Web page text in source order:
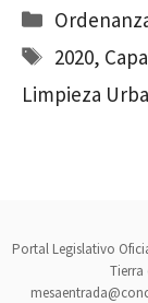
Categorías
Etiquetas
2020,
Limpieza
Portal Legislativo
Tierra